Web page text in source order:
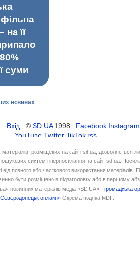
на її
суми
новинах
: Вхід : ©SD.UA1998 : Facebook Instagram
YouTube Twitter TikTok rss
розміщених на сайті sd.ua, дозволяється
пошукових систем гіперпосилання на сайт sd.ua.
повного або часткового використання матеріалів.
бути розміщено в підзаголовку або в першому
новинних матеріалів медіа «SD.UA» -громадська
онлайн» Окрема подяка MDF.